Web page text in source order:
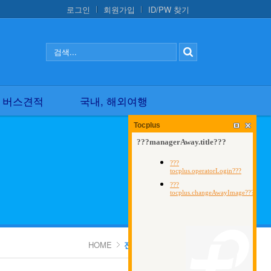
로그인 회원가입 ID/PW 찾기
스견적 국내, 해외여행
HOME 전세버스요금 조견표
Tocplus